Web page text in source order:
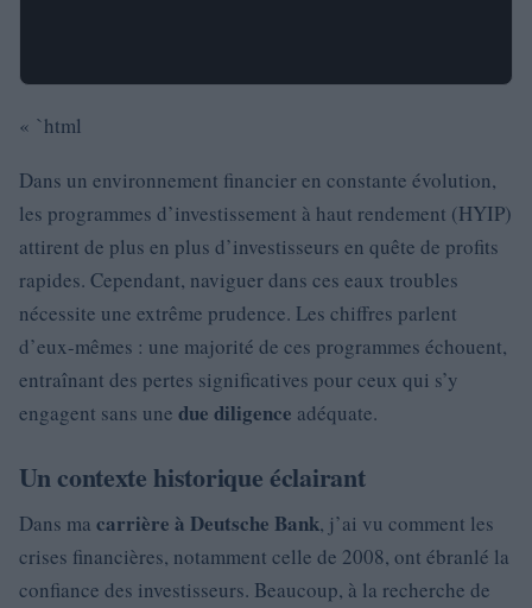
« `html
Dans un environnement financier en constante évolution,
les programmes d’investissement à haut rendement (HYIP)
attirent de plus en plus d’investisseurs en quête de profits
rapides. Cependant, naviguer dans ces eaux troubles
nécessite une extrême prudence. Les chiffres parlent
d’eux-mêmes : une majorité de ces programmes échouent,
entraînant des pertes significatives pour ceux qui s’y
engagent sans une due diligence adéquate.
Un contexte historique éclairant
Dans ma carrière à Deutsche Bank, j’ai vu comment les
crises financières, notamment celle de 2008, ont ébranlé la
confiance des investisseurs. Beaucoup, à la recherche de